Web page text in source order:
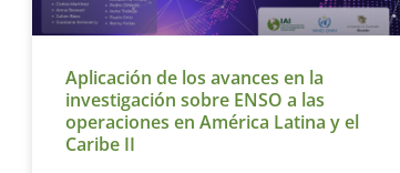
Aplicación de los avances en la
investigación sobre ENSO a las
operaciones en América Latina y el
Caribe II